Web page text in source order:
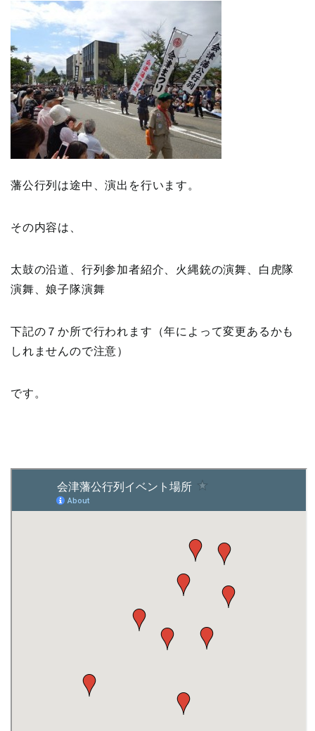
藩公行列は途中、演出を行います。
その内容は、
太鼓の沿道、行列参加者紹介、火縄銃の演舞、白虎隊
演舞、娘子隊演舞
下記の７か所で行われます（年によって変更あるかも
しれませんので注意）
です。